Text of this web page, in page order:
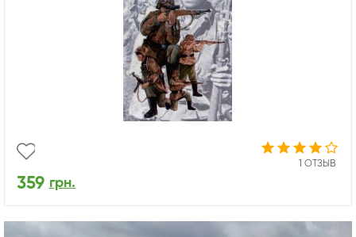
1 ОТЗЫВ
359 грн.